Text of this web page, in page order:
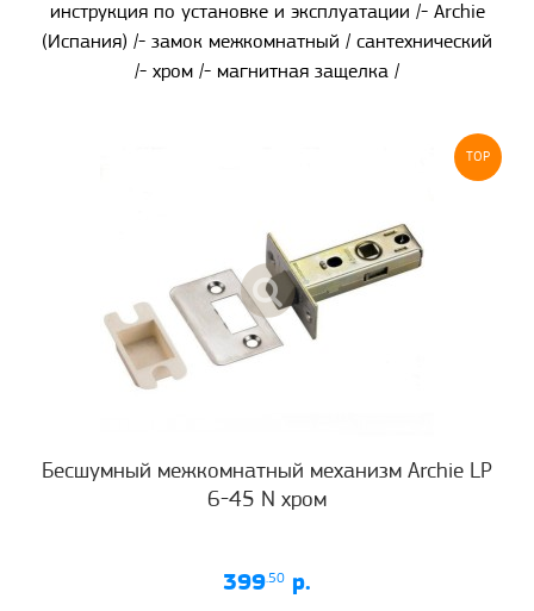
инструкция по установке и эксплуатации /- Archie
(Испания) /- замок межкомнатный / сантехнический
/- хром /- магнитная защелка /
TOP
Бесшумный межкомнатный механизм Archie LP
6-45 N хром
399.50 р.